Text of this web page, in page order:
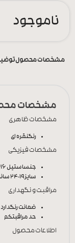
ناموجود
مشخصات محصول
مشخصات
مشخصات ظاهری
رنگنقره ای
مشخصات فیزیکی
جنساستیل 316
سایز19-24 سانت طول دستبند
مراقبت و نگهداری
ضمانت رنگدارد
حد مراقبتکم
اطلاعات محصول